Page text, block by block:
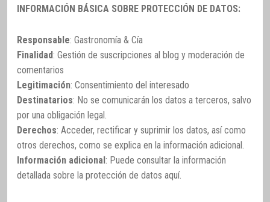
INFORMACIÓN BÁSICA SOBRE PROTECCIÓN DE DATOS:
Responsable: Gastronomía & Cía
Finalidad: Gestión de suscripciones al blog y moderación de
comentarios
Legitimación: Consentimiento del interesado
Destinatarios: No se comunicarán los datos a terceros, salvo
por una obligación legal.
Derechos: Acceder, rectificar y suprimir los datos, así como
otros derechos, como se explica en la información adicional.
Información adicional : Puede consultar la información
detallada sobre la protección de datos aquí.